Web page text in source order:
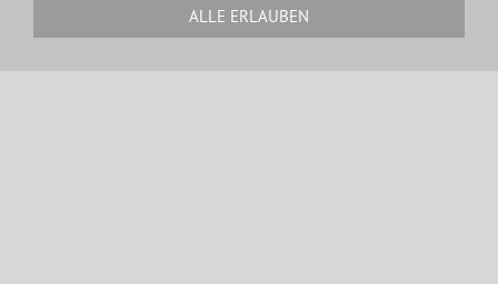
c.kuhrau@gmx.deALLE ERLAUBEN